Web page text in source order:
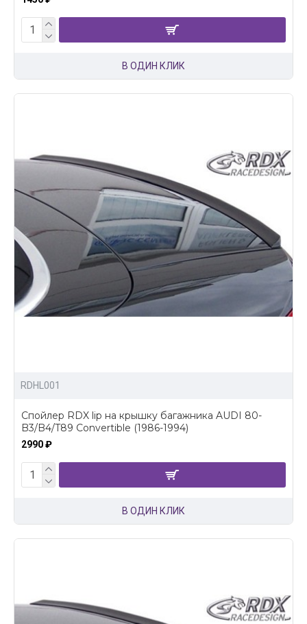
В ОДИН КЛИК
RDHL001
Спойлер RDX lip на крышку багажника AUDI 80-
B3/B4/T89 Convertible (1986-1994)
2990 ₽
В ОДИН КЛИК